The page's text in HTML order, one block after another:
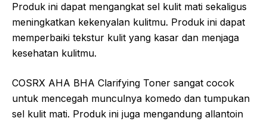
Produk ini dapat mengangkat sel kulit mati sekaligus
meningkatkan kekenyalan kulitmu. Produk ini dapat
memperbaiki tekstur kulit yang kasar dan menjaga
kesehatan kulitmu.
COSRX AHA BHA Clarifying Toner sangat cocok
untuk mencegah munculnya komedo dan tumpukan
sel kulit mati. Produk ini juga mengandung allantoin